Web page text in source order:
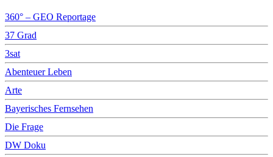
360° – GEO Reportage
37 Grad
3sat
Abenteuer Leben
Arte
Bayerisches Fernsehen
Die Frage
DW Doku